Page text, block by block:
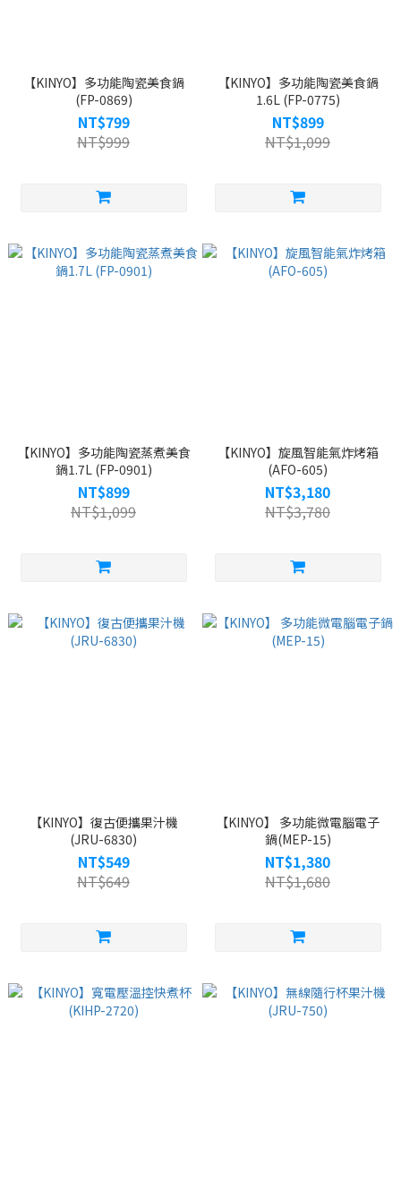
【KINYO】多功能陶瓷美食鍋
(FP-0869)
NT$799
NT$999
【KINYO】多功能陶瓷美食鍋
1.6L (FP-0775)
NT$899
NT$1,099
【KINYO】多功能陶瓷蒸煮美食
鍋1.7L (FP-0901)
NT$899
NT$1,099
【KINYO】旋風智能氣炸烤箱
(AFO-605)
NT$3,180
NT$3,780
【KINYO】復古便攜果汁機
(JRU-6830)
NT$549
NT$649
【KINYO】 多功能微電腦電子
鍋(MEP-15)
NT$1,380
NT$1,680